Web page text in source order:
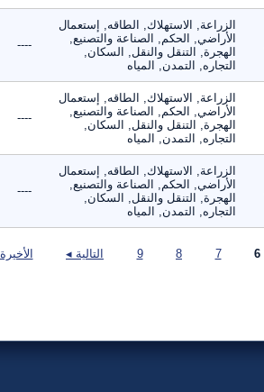
الزراعة, الاستهلاك, الطاقه, إستعمال
الأراضي, الحكم, الصناعة والتصنيع,
الهجرة, التنقل والنقل, السكان,
التجاره, التمدن, المياه
----
الزراعة, الاستهلاك, الطاقه, إستعمال
الأراضي, الحكم, الصناعة والتصنيع,
الهجرة, التنقل والنقل, السكان,
التجاره, التمدن, المياه
----
الزراعة, الاستهلاك, الطاقه, إستعمال
الأراضي, الحكم, الصناعة والتصنيع,
الهجرة, التنقل والنقل, السكان,
التجاره, التمدن, المياه
----
6
7
8
9 التالية ◂
الأخيرة